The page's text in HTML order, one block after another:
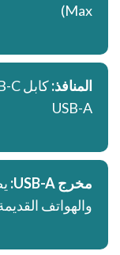
Max)
المنافذ:
USB-A
مخرج USB-A:
والهواتف